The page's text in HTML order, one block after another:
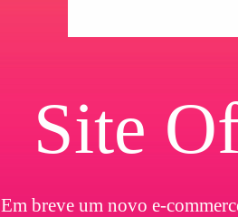
Site
Em breve um novo e-